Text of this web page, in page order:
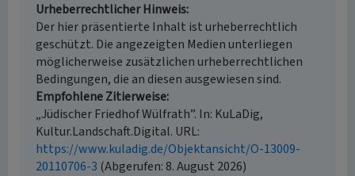
Urheberrechtlicher Hinweis
Der hier präsentierte Inhalt ist urheberrechtlich
geschützt. Die angezeigten Medien unterliegen
möglicherweise zusätzlichen urheberrechtlichen
Bedingungen, die an diesen ausgewiesen sind.
Empfohlene Zitierweise
„Jüdischer Friedhof Wülfrath”. In: KuLaDig,
Kultur.Landschaft.Digital. URL:
https://www.kuladig.de/Objektansicht/O-13009-
20110706-3 (Abgerufen: 8. August 2026)